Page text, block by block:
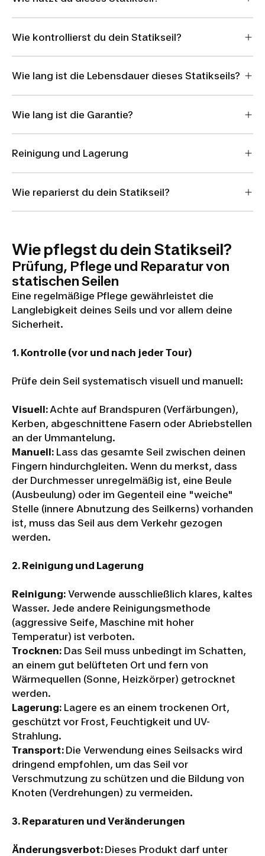
Wie kontrollierst du dein Statikseil?
Wie lang ist die Lebensdauer dieses Statikseils?
Wie lang ist die Garantie?
Reinigung und Lagerung
Wie reparierst du dein Statikseil?
Wie pflegst du dein Statikseil?
Prüfung, Pflege und Reparatur von
statischen Seilen
Eine regelmäßige Pflege gewährleistet die
Langlebigkeit deines Seils und vor allem deine
Sicherheit.
1. Kontrolle (vor und nach jeder Tour)
Prüfe dein Seil systematisch visuell und manuell:
Visuell:Achte auf Brandspuren (Verfärbungen),
Kerben, abgeschnittene Fasern oder Abriebstellen
an der Ummantelung.
Manuell: Lass das gesamte Seil zwischen deinen
Fingern hindurchgleiten. Wenn du merkst, dass
der Durchmesser unregelmäßig ist, eine Beule
(Ausbeulung) oder im Gegenteil eine "weiche"
Stelle (innere Abnutzung des Seilkerns) vorhanden
ist, muss das Seil aus dem Verkehr gezogen
werden.
2. Reinigung und Lagerung
Reinigung: Verwende ausschließlich klares, kaltes
Wasser. Jede andere Reinigungsmethode
(aggressive Seife, Maschine mit hoher
Temperatur) ist verboten.
Trocknen: Das Seil muss unbedingt im Schatten,
an einem gut belüfteten Ort und fern von
Wärmequellen (Sonne, Heizkörper) getrocknet
werden.
Lagerung: Lagere es an einem trockenen Ort,
geschützt vor Frost, Feuchtigkeit und UV-
Strahlung.
Transport: Die Verwendung eines Seilsacks wird
dringend empfohlen, um das Seil vor
Verschmutzung zu schützen und die Bildung von
Knoten (Verdrehungen) zu vermeiden.
3. Reparaturen und Veränderungen
Änderungsverbot: Dieses Produkt darf unter